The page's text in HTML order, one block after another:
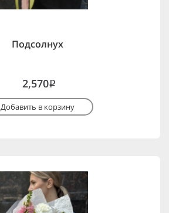
Подсолнух
2,570i
Добавить в корзину